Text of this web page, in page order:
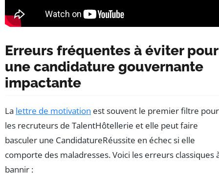
Erreurs fréquentes à éviter pour
une candidature gouvernante
impactante
La lettre de motivation est souvent le premier filtre pour
les recruteurs de TalentHôtellerie et elle peut faire
basculer une CandidatureRéussite en échec si elle
comporte des maladresses. Voici les erreurs classiques
bannir :